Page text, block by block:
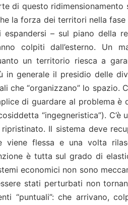
di questo ridimensionamento
la forza dei territori nella
– sul piano della
colpiti dall’esterno. Un
un territorio riesca a
in generale il presidio delle
che “organizzano” lo spazio.
di guardare al problema è
“ingegneristica”).
Il sistema deve
viene flessa e una volta
è tutta sul grado di
economici non sono
stati perturbati non
“puntuali”: che arrivano,